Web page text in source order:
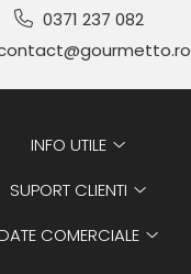
0371 237 082
INFO UTILE
SUPORT CLIENTI
COMERCIALE